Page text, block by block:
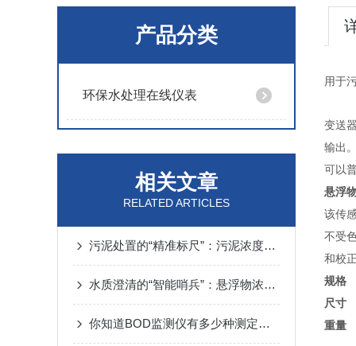
产品分类
环保水处理在线仪表
相关文章
RELATED ARTICLES
污泥处置的“精准标尺”：污泥浓度计的效率提升密码
水质澄清的“智能哨兵”：悬浮物浓度计的监测守护之道
你知道BOD监测仪有多少种测定方法吗？
用于
变送
输出
可以
悬浮
该传
不受
和校
规格
尺寸
重量